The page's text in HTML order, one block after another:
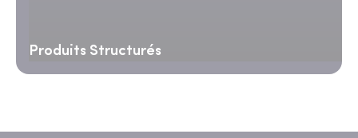
Produits Structurés